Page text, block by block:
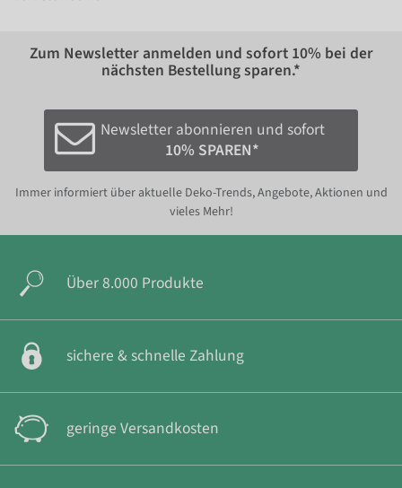
Zum Newsletter anmelden und sofort 10% bei der
nächsten Bestellung sparen.*
Newsletter abonnieren und sofort
10% SPAREN*
Immer informiert über aktuelle Deko-Trends, Angebote, Aktionen und
vieles Mehr!
Über 8.000 Produkte
sichere & schnelle Zahlung
geringe Versandkosten